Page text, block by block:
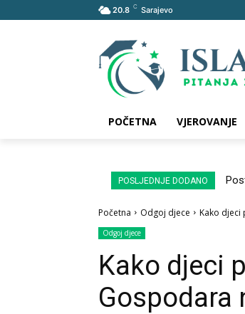
20.8 C Sarajevo
POČETNA VJEROVANJE
POSLJEDNJE DODANO
Početna Odgoj djece Kako djeci
Odgoj djece
Kako djeci
Gospodara